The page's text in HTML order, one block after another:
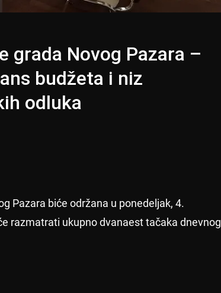
grada Novog Pazara –
budžeta i niz
odluka
Pazara biće održana u ponedeljak, 4.
razmatrati ukupno dvanaest tačaka dnevnog